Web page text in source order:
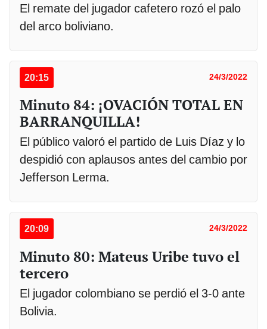
El remate del jugador cafetero rozó el palo
del arco boliviano.
20:15 24/3/2022
Minuto 84: ¡OVACIÓN TOTAL EN
BARRANQUILLA!
El público valoró el partido de Luis Díaz y lo
despidió con aplausos antes del cambio por
Jefferson Lerma.
20:09 24/3/2022
Minuto 80: Mateus Uribe tuvo el
tercero
El jugador colombiano se perdió el 3-0 ante
Bolivia.